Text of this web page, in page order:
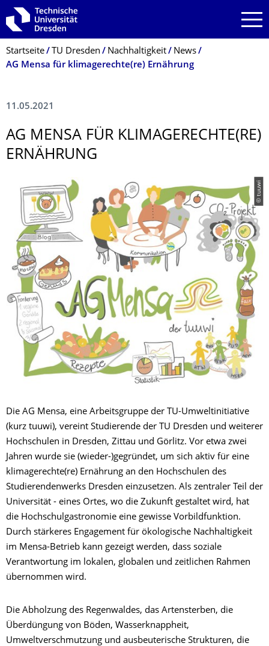
Zur Hauptnavigation springen
Zur Suche springen
Zum Inhalt springen
Breadcrumb-Menü
Startseite TU Dresden Nachhaltigkeit
News
AG Mensa für klimagerechte(re) Ernährung
11.05.2021
AG MENSA FÜR KLIMAGERECHTE(RE)
ERNÄHRUNG
© tuuwi
Die AG Mensa, eine Arbeitsgruppe der TU-Umweltinitiative
(kurz tuuwi), vereint Studierende der TU Dresden und weiterer
Hochschulen in Dresden, Zittau und Görlitz. Vor etwa zwei
Jahren wurde sie (wieder-)gegründet, um sich aktiv für eine
klimagerechte(re) Ernährung an den Hochschulen des
Studierendenwerks Dresden einzusetzen. Als zentraler Teil der
Universität - eines Ortes, wo die Zukunft gestaltet wird, hat
die Hochschulgastronomie eine gewisse Vorbildfunktion.
Durch stärkeres Engagement für ökologische Nachhaltigkeit
im Mensa-Betrieb kann gezeigt werden, dass soziale
Verantwortung im lokalen, globalen und zeitlichen Rahmen
übernommen wird.
Die Abholzung des Regenwaldes, das Artensterben, die
Überdüngung von Böden, Wasserknappheit,
Umweltverschmutzung und ausbeuterische Strukturen, die